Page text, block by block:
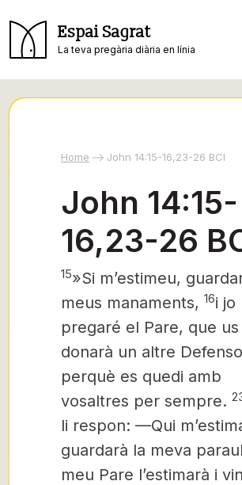
Espai Sagrat
La teva pregària diària en línia
Home John 14:15-16,23-26 BCI
John 14:15-
16,23-26
15»Si m’estimeu,
meus manaments, 16i jo
pregaré el Pare, que us
donarà un altre
perquè es quedi amb
vosaltres per sempre.
li respon: —Qui
guardarà la meva
meu Pare l’estimarà i